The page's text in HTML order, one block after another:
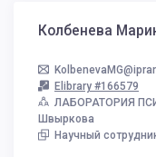
Колбенева
Elibrary #166579
ЛАБОРАТОРИЯ
Швыркова
Научный